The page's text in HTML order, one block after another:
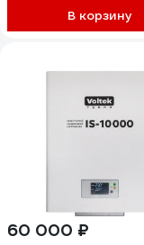
В корзину
60 000 ₽